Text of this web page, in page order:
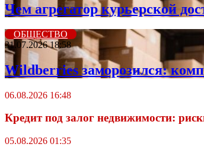
Чем агрегатор курьерской
ОБЩЕСТВО
31.07.2026 18:58
Wildberriеs заморозился:
06.08.2026 16:48
Кредит под залог недвижимости:
05.08.2026 01:35